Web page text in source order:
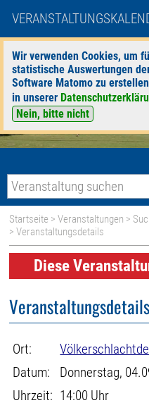
Wir verwenden Cookies, um
statistische Auswertungen
Software Matomo zu
in unserer
Nein, bitte nicht
Startseite >Veranstaltungen >
> Veranstaltungsdetails
Diese
Veranstaltungsdetails
Ort:
Datum:
Donnerstag,
Uhrzeit: 14:00 Uhr